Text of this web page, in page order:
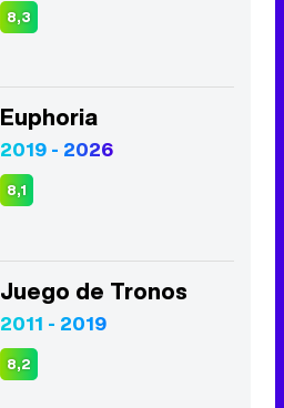
8,3
Euphoria
2019 - 2026
8,1
Juego de Tronos
2011 - 2019
8,2